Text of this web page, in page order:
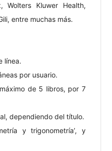
Wolters Kluwer Health,
entre muchas más.
línea.
por usuario.
de 5 libros, por 7
dependiendo del título.
y trigonometría’, y